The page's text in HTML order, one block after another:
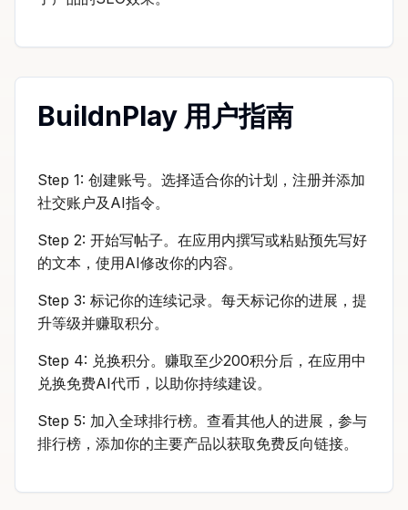
BuildnPlay 用户指南
Step 1: 创建账号。选择适合你的计划，注册并添加
社交账户及AI指令。
Step 2: 开始写帖子。在应用内撰写或粘贴预先写好
的文本，使用AI修改你的内容。
Step 3: 标记你的连续记录。每天标记你的进展，提
升等级并赚取积分。
Step 4: 兑换积分。赚取至少200积分后，在应用中
兑换免费AI代币，以助你持续建设。
Step 5: 加入全球排行榜。查看其他人的进展，参与
排行榜，添加你的主要产品以获取免费反向链接。